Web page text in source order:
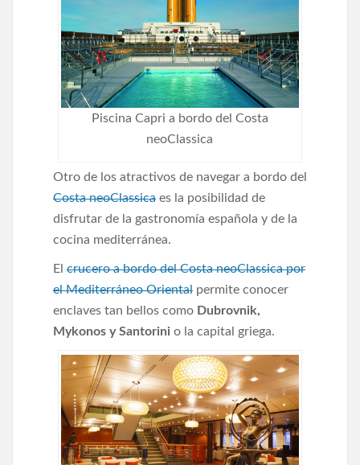
Piscina Capri a bordo del Costa
neoClassica
Otro de los atractivos de navegar a bordo del
Costa neoClassica es la posibilidad de
disfrutar de la gastronomía española y de la
cocina mediterránea.
El crucero a bordo del Costa neoClassica por
el Mediterráneo Oriental permite conocer
enclaves tan bellos como Dubrovnik,
Mykonos y Santorini o la capital griega.